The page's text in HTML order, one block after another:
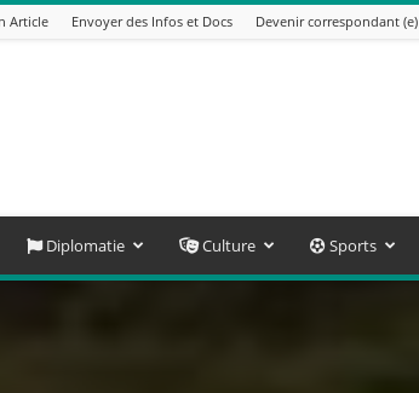
Article Envoyer des Infos et Docs Devenir correspondant (e)
Diplomatie Culture Sports